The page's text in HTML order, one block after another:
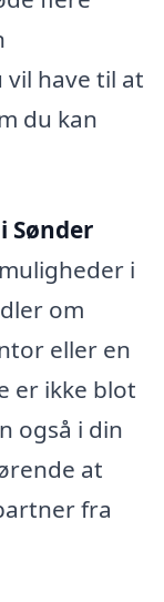
have til at
du kan
Sønder
i
om
eller en
er ikke blot
også i din
at
fra